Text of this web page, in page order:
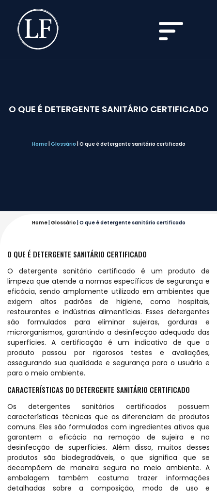
O QUE É DETERGENTE SANITÁRIO CERTIFICADO
Home| Glossário O que é detergente sanitário certificado
Home| Glossário O que é detergente sanitário certificado
O QUE É DETERGENTE SANITÁRIO CERTIFICADO
O detergente sanitário certificado é um produto de
limpeza que atende a normas específicas de segurança e
eficácia, sendo amplamente utilizado em ambientes que
exigem altos padrões de higiene, como hospitais,
restaurantes e indústrias alimentícias. Esses detergentes
são formulados para eliminar sujeiras, gorduras e
microrganismos, garantindo a desinfecção adequada das
superfícies. A certificação é um indicativo de que o
produto passou por rigorosos testes e avaliações,
assegurando sua qualidade e segurança para o usuário e
para o meio ambiente.
CARACTERÍSTICAS DO DETERGENTE SANITÁRIO CERTIFICADO
Os detergentes sanitários certificados possuem
características técnicas que os diferenciam de produtos
comuns. Eles são formulados com ingredientes ativos que
garantem a eficácia na remoção de sujeira e na
desinfecção de superfícies. Além disso, muitos desses
produtos são biodegradáveis, o que significa que se
decompõem de maneira segura no meio ambiente. A
embalagem também costuma trazer informações
detalhadas sobre a composição, modo de uso e